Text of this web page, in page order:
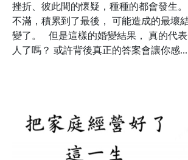
挫折、彼此間的懷疑，種種的都會發生
不滿，積累到了最後， 可能造成的最壞
變了。 但是這樣的婚變結果， 真的代表
人了嗎？ 或許背後真正的答案會讓你感...